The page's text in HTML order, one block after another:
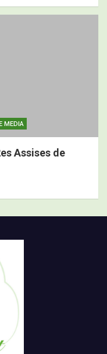
MEDIA
Assises de